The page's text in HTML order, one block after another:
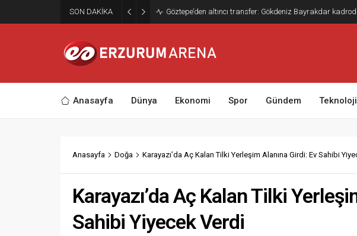
SON DAKİKA
Erzurum’da Bakliyat Atağı: TAKE Projesiyle Üretim
Ediliyor
Anasayfa Dünya Ekonomi Spor Gündem Teknoloji
Anasayfa Doğa Karayazı’da Aç Kalan Tilki Yerleşim Alanına Girdi: Ev Sahibi
Karayazı’da Aç Kalan Tilki
Sahibi Yiyecek Verdi